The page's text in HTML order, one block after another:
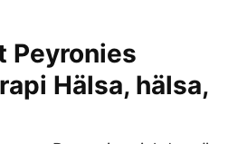
Peyronies
Hälsa, hälsa,